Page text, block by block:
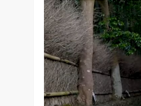
A LIRE AUSSI :
Les attractions touristiques
Tokyo, située à proximité
(environ 8 euros). De plus,
prix réduit.